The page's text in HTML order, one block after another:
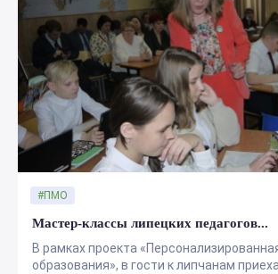
Мастер-классы липецких педагогов...
В рамках проекта
образования», в гости к липчанам
#ПМО